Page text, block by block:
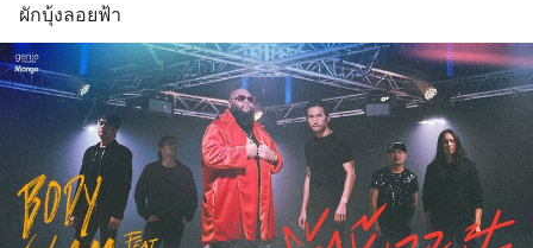
ผักบุ้งลอยฟ้า